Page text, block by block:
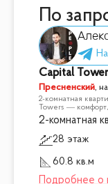
По
Capital
Пресненский,
2-комнатная
Towers —
2-комнатная
28 этаж
60.8 кв.м